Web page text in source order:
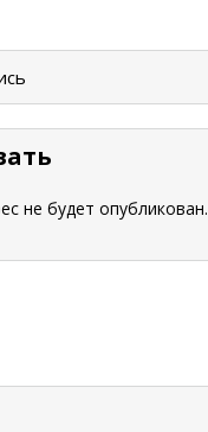
не будет опубликован.